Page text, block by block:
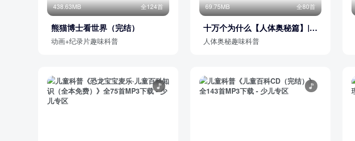
438.63MB 全124首
熊猫博士看世界（完结）
动画+纪录片趣味科普
69.75MB 全80首
十万个为什么【人体奥秘篇】|趣
味科普|儿童百科知识
人体奥秘趣味科普